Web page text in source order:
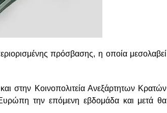
πρόσβασης, η οποία μεσολαβεί
στην Κοινοπολιτεία Ανεξάρτητων Κρατών
την επόμενη εβδομάδα και μετά θα